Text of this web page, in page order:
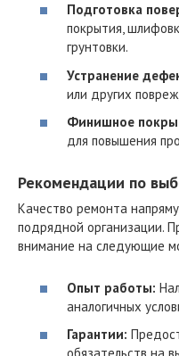
Подготовка
покрытия,
грунтовки.
Устранение
или других
Финишное
для повышения
Рекомендации по
Качество ремонта
подрядной организации.
внимание на следующие
Опыт работы:
аналогичных
Гарантии: